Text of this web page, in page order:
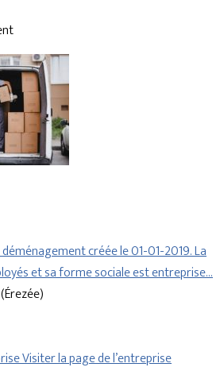
créée le 01-01-2019. La
et sa forme sociale est entreprise…
Visiter la page de l’entreprise